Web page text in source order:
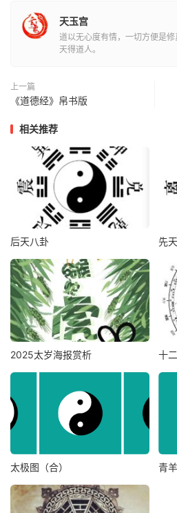
天玉宫
道以无心度有情，一切方便是
天得道人。
上一篇
《道德经》帛书版
相关推荐
后天八卦 先
2025太岁海报赏析 十
太极图（合） 青